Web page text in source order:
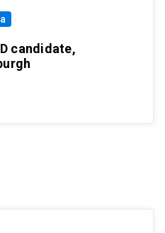
candidate,